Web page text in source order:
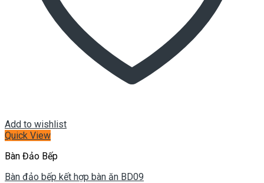
Add to wishlist
Quick View
Bàn Đảo Bếp
Bàn đảo bếp kết hợp bàn ăn BD09